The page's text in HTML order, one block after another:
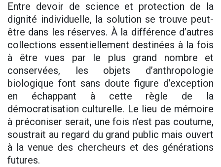
Entre devoir de science et protection de la
dignité individuelle, la solution se trouve peut-
être dans les réserves. À la différence d’autres
collections essentiellement destinées à la fois
à être vues par le plus grand nombre et
conservées, les objets d’anthropologie
biologique font sans doute figure d’exception
en échappant à cette règle de la
démocratisation culturelle. Le lieu de mémoire
à préconiser serait, une fois n’est pas coutume,
soustrait au regard du grand public mais ouvert
à la venue des chercheurs et des générations
futures.